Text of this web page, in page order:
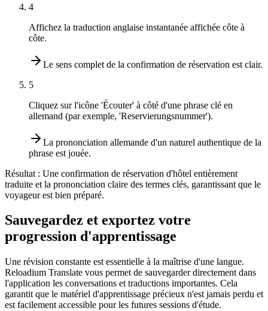
4
Affichez la traduction anglaise instantanée affichée côte à
côte.
Le sens complet de la confirmation de réservation est clair.
5
Cliquez sur l'icône 'Écouter' à côté d'une phrase clé en
allemand (par exemple, 'Reservierungsnummer').
La prononciation allemande d'un naturel authentique de la
phrase est jouée.
Résultat : Une confirmation de réservation d'hôtel entièrement
traduite et la prononciation claire des termes clés, garantissant que le
voyageur est bien préparé.
Sauvegardez et exportez votre
progression d'apprentissage
Une révision constante est essentielle à la maîtrise d'une langue.
Reloadium Translate vous permet de sauvegarder directement dans
l'application les conversations et traductions importantes. Cela
garantit que le matériel d'apprentissage précieux n'est jamais perdu et
est facilement accessible pour les futures sessions d'étude.